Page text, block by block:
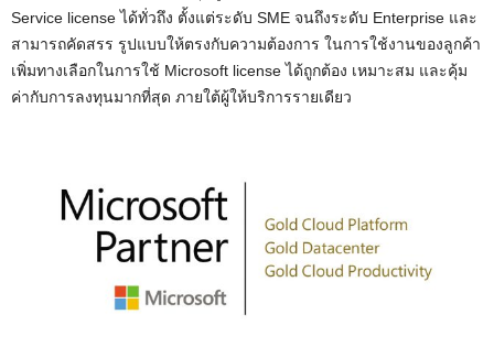
Service license ได้ทั่วถึง ตั้งแต่ระดับ SME จนถึงระดับ Enterprise และ
สามารถคัดสรร รูปแบบให้ตรงกับความต้องการ ในการใช้งานของลูกค้า
เพิ่มทางเลือกในการใช้ Microsoft license ได้ถูกต้อง เหมาะสม และคุ้ม
ค่ากับการลงทุนมากที่สุด ภายใต้ผู้ให้บริการรายเดียว